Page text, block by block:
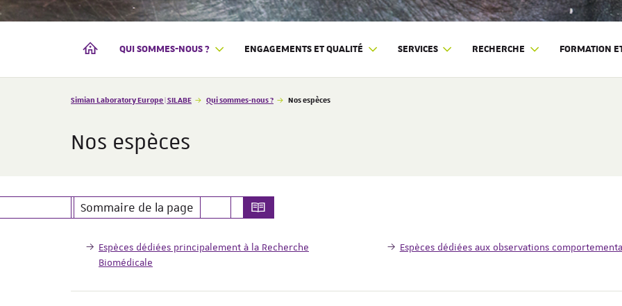
SIMIAN LABORATORY EUROPE | SILABE
QUI SOMMES-NOUS ? ENGAGEMENTS ET QUALITÉ SERVICES RECHERCHE FORMATION
Vous êtes ici :
Simian Laboratory Europe | SILABE Qui sommes-nous ? Nos espèces
Nos espèces
Sommaire de la page
Espèces dédiées principalement à la Recherche
Biomédicale
Espèces dédiées aux observations